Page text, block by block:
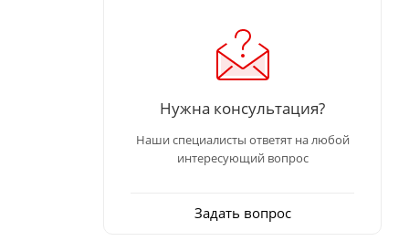
Нужна консультация?
Наши специалисты ответят на любой
интересующий вопрос
Задать вопрос